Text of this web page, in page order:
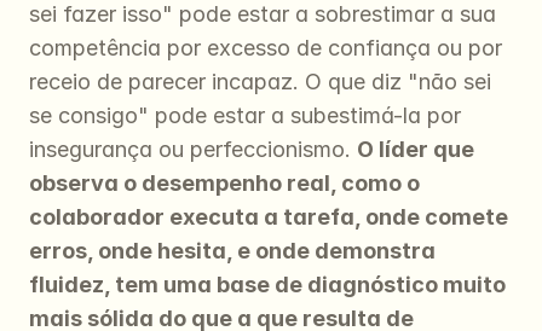
sei fazer isso" pode estar a sobrestimar a sua
competência por excesso de confiança ou por
receio de parecer incapaz. O que diz "não sei
se consigo" pode estar a subestimá-la por
insegurança ou perfeccionismo. O líder que
observa o desempenho real, como o
colaborador executa a tarefa, onde comete
erros, onde hesita, e onde demonstra
fluidez, tem uma base de diagnóstico muito
mais sólida do que a que resulta de